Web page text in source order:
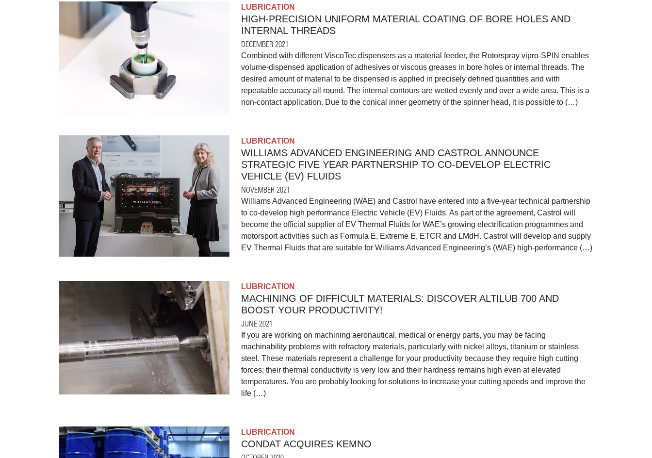
LUBRICATION
HIGH-PRECISION UNIFORM MATERIAL COATING OF BORE HOLES AND
INTERNAL THREADS
DECEMBER 2021
Combined with different ViscoTec dispensers as a material feeder, the Rotorspray vipro-SPIN enables
volume-dispensed application of adhesives or viscous greases in bore holes or internal threads. The
desired amount of material to be dispensed is applied in precisely defined quantities and with
repeatable accuracy all round. The internal contours are wetted evenly and over a wide area. This is a
non-contact application. Due to the conical inner geometry of the spinner head, it is possible to (…)
LUBRICATION
WILLIAMS ADVANCED ENGINEERING AND CASTROL ANNOUNCE
STRATEGIC FIVE YEAR PARTNERSHIP TO CO-DEVELOP ELECTRIC
VEHICLE (EV) FLUIDS
NOVEMBER 2021
Williams Advanced Engineering (WAE) and Castrol have entered into a five-year technical partnership
to co-develop high performance Electric Vehicle (EV) Fluids. As part of the agreement, Castrol will
become the official supplier of EV Thermal Fluids for WAE’s growing electrification programmes and
motorsport activities such as Formula E, Extreme E, ETCR and LMdH. Castrol will develop and supply
EV Thermal Fluids that are suitable for Williams Advanced Engineering’s (WAE) high-performance (…)
LUBRICATION
MACHINING OF DIFFICULT MATERIALS: DISCOVER ALTILUB 700 AND
BOOST YOUR PRODUCTIVITY!
JUNE 2021
If you are working on machining aeronautical, medical or energy parts, you may be facing
machinability problems with refractory materials, particularly with nickel alloys, titanium or stainless
steel. These materials represent a challenge for your productivity because they require high cutting
forces; their thermal conductivity is very low and their hardness remains high even at elevated
temperatures. You are probably looking for solutions to increase your cutting speeds and improve the
life (…)
LUBRICATION
CONDAT ACQUIRES KEMNO